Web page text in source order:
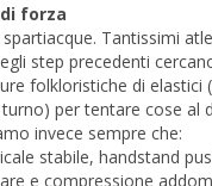
forza
Tantissimi
step precedenti
folkloristiche di elastici
turno) per tentare cose al
invece sempre che:
stabile, handstand
e compressione